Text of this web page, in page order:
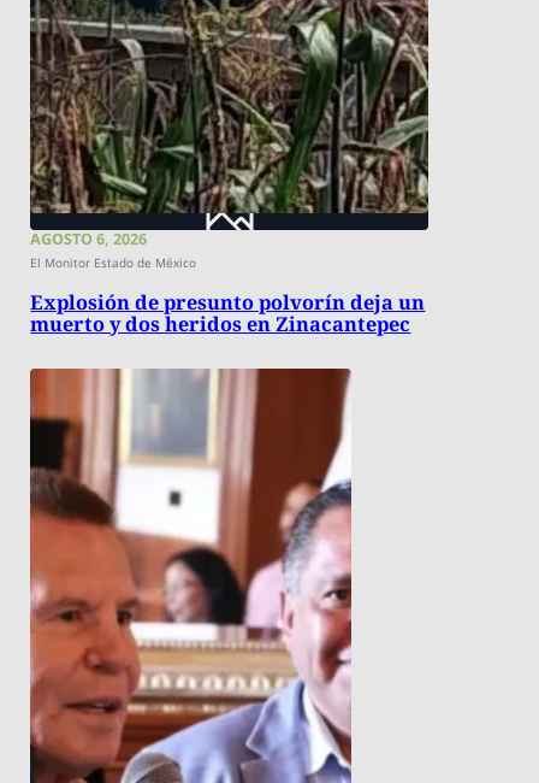
AGOSTO 6, 2026
El Monitor Estado de México
Explosión de presunto polvorín deja un
muerto y dos heridos en Zinacantepec